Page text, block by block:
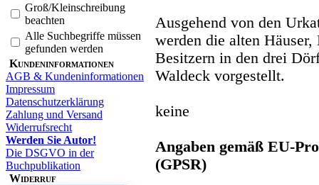
Groß/Kleinschreibung
beachten
Alle Suchbegriffe müssen
gefunden werden
Kundeninformationen
AGB & Kundeninformationen
Impressum
Datenschutzerklärung
Zahlung und Versand
Widerrufsrecht
Werden Sie Autor!
Die DSGVO in der
Buchpublikation
Widerruf
Ausgehend von den
werden die alten
Besitzern in den drei
Waldeck vorgestellt.
keine
Angaben gemäß EU-
(GPSR)